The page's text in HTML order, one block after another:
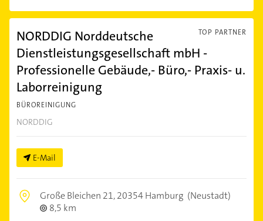
TOP PARTNER
NORDDIG Norddeutsche
Dienstleistungsgesellschaft mbH -
Professionelle Gebäude,- Büro,- Praxis- u.
Laborreinigung
BÜROREINIGUNG
NORDDIG
E-Mail
Große Bleichen 21,20354 Hamburg (Neustadt)
8,5 km